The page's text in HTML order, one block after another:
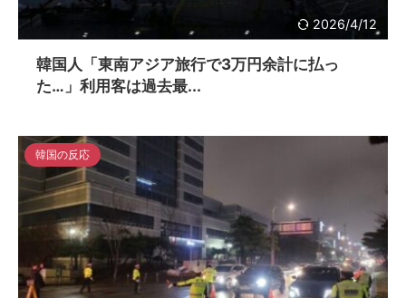
2026/4/12
韓国人「東南アジア旅行で3万円余計に払っ
た…」利用客は過去最...
韓国の反応